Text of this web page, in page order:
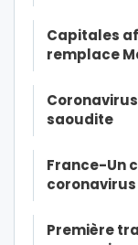
Capitales
remplace
saoudite
France-Un
Première